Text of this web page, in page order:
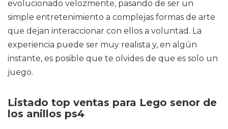
evolucionado velozmente, pasando de ser un
simple entretenimiento a complejas formas de arte
que dejan interaccionar con ellos a voluntad. La
experiencia puede ser muy realista y, en algún
instante, es posible que te olvides de que es solo un
juego.
Listado top ventas para Lego senor de
los anillos ps4